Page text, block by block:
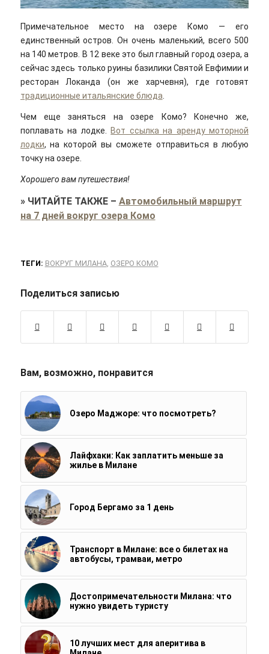
Примечательное место на озере Комо — его
единственный остров. Он очень маленький, всего 500
на 140 метров. В 12 веке это был главный город озера, а
сейчас здесь только руины базилики Святой Евфимии и
ресторан Локанда (он же харчевня), где готовят
традиционные итальянские блюда
Чем еще заняться на озере Комо? Конечно же,
поплавать на лодке.
Вот ссылка на аренду моторной
лодки, на которой вы сможете отправиться в любую
точку на озере.
Хорошего вам путешествия!
» ЧИТАЙТЕ ТАКЖЕ– Автомобильный маршрут
на 7 дней вокруг озера Комо
ТЕГИ: ВОКРУГ МИЛАНА, ОЗЕРО КОМО
Поделиться записью
Вам, возможно, понравится
Озеро Маджоре: что посмотреть?
Лайфхаки: Как заплатить меньше за
жилье в Милане
Город Бергамо за 1 день
Транспорт в Милане: все о билетах на
автобусы, трамваи, метро
Достопримечательности Милана: что
нужно увидеть туристу
10 лучших мест для аперитива в